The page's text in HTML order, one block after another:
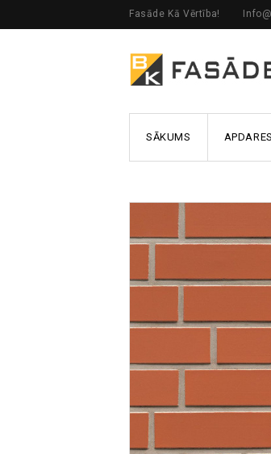
Fasāde Kā Vērtība!
SĀKUMS